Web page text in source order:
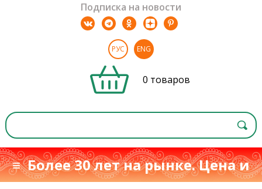
Подписка на новости
РУС ENG
0 товаров
≡ Более 30 лет на рынке. Цена и